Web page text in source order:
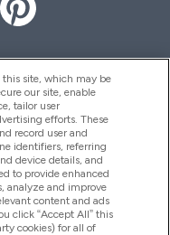
this site, which may be
our site, enable
tailor user
efforts. These
record user and
identifiers, referring
device details, and
to provide enhanced
analyze and improve
content and ads
click “Accept All” this
cookies) for all of